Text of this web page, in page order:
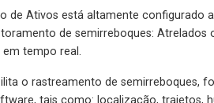
de Ativos está altamente configurado
de semirreboques: Atrelados
tempo real.
o rastreamento de semirreboques,
tais como: localização, trajetos,